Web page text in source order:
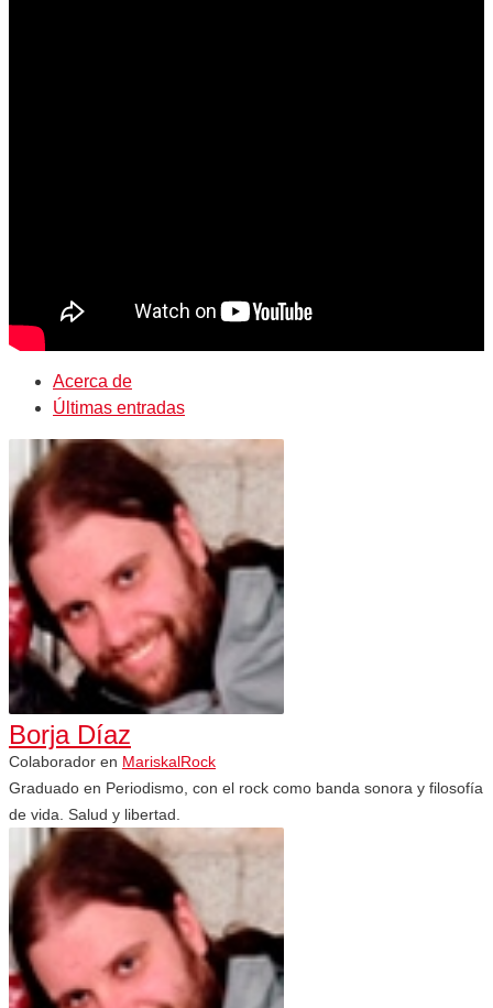
Acerca de
Últimas entradas
Borja Díaz
Colaborador en MariskalRock
Graduado en Periodismo, con el rock como banda sonora y filosofía
de vida. Salud y libertad.